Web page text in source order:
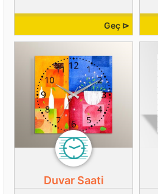
Geç ⊳
Duvar Saati